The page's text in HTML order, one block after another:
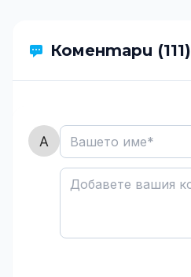
Коментари (111)